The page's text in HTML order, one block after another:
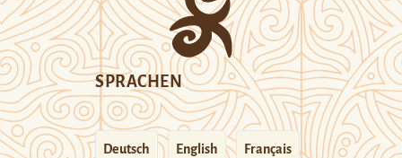
SPRACHEN
Deutsch English Français